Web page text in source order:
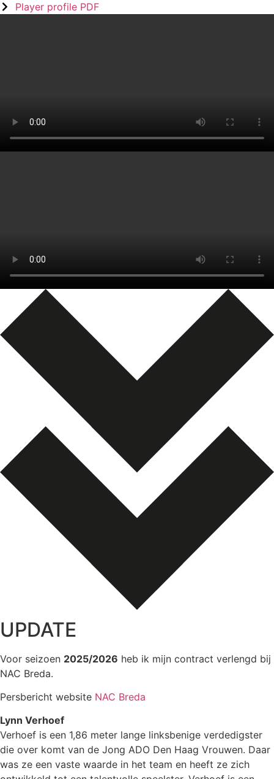
Player profile PDF
UPDATE
Voor seizoen 2025/2026 heb ik mijn contract verlengd bij
NAC Breda.
Persbericht website NAC Breda
Lynn Verhoef
Verhoef is een 1,86 meter lange linksbenige verdedigster
die over komt van de Jong ADO Den Haag Vrouwen. Daar
was ze een vaste waarde in het team en heeft ze zich